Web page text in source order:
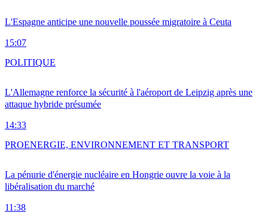
L'Espagne anticipe une nouvelle poussée migratoire à Ceuta
15:07
L'Allemagne renforce la sécurité à l'aéroport de Leipzig après une
attaque hybride présumée
14:33
POLITIQUE
La pénurie d'énergie nucléaire en Hongrie ouvre la voie à la
libéralisation du marché
11:38
PROENERGIE, ENVIRONNEMENT ET TRANSPORT